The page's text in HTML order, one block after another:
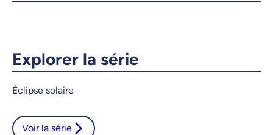
Explorer la série
Éclipse solaire
Voir la série